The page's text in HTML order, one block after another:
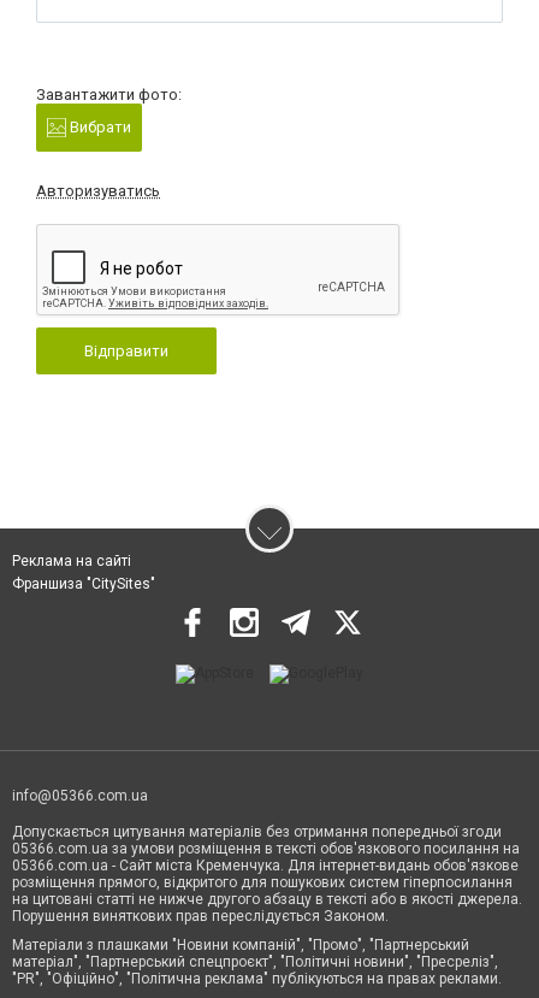
Завантажити фото:
Вибрати
Авторизуватись
Відправити
Реклама на сайті
Франшиза "CitySites"
info@05366.com.ua
Допускається цитування матеріалів без отримання попередньої згоди
05366.com.ua за умови розміщення в тексті обов'язкового посилання на
05366.com.ua - Сайт міста Кременчука. Для інтернет-видань обов'язкове
розміщення прямого, відкритого для пошукових систем гіперпосилання
на цитовані статті не нижче другого абзацу в тексті або в якості джерела.
Порушення виняткових прав переслідується Законом.
Матеріали з плашками "Новини компаній", "Промо", "Партнерський
матеріал", "Партнерський спецпроєкт", "Політичні новини", "Пресреліз",
"PR", "Офіційно", "Політична реклама" публікуються на правах реклами.